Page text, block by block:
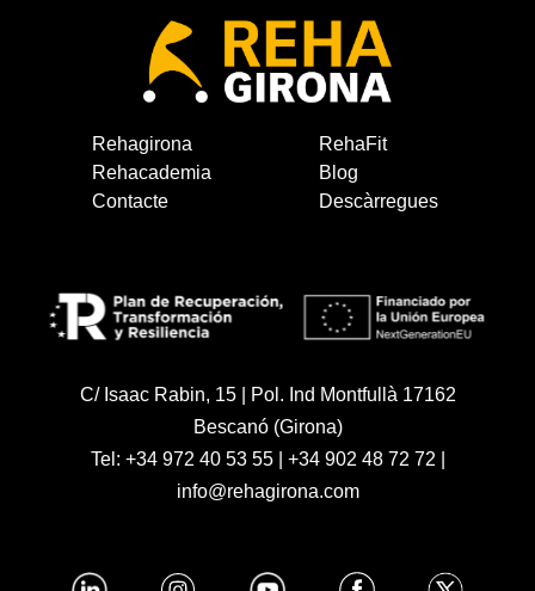
Rehagirona
RehaFit
Rehacademia
Blog
Contacte
Descàrregues
C/ Isaac Rabin, 15 | Pol. Ind Montfullà 17162
Bescanó (Girona)
Tel: +34 972 40 53 55| +34 902 48 72 72
info@rehagirona.com